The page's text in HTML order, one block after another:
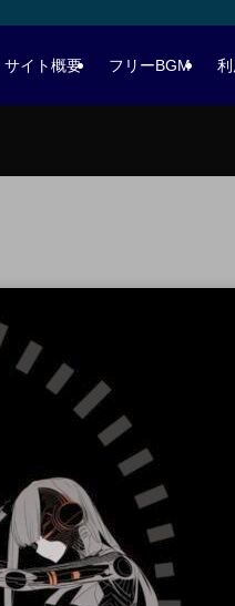
サイト概要 フリーBGM